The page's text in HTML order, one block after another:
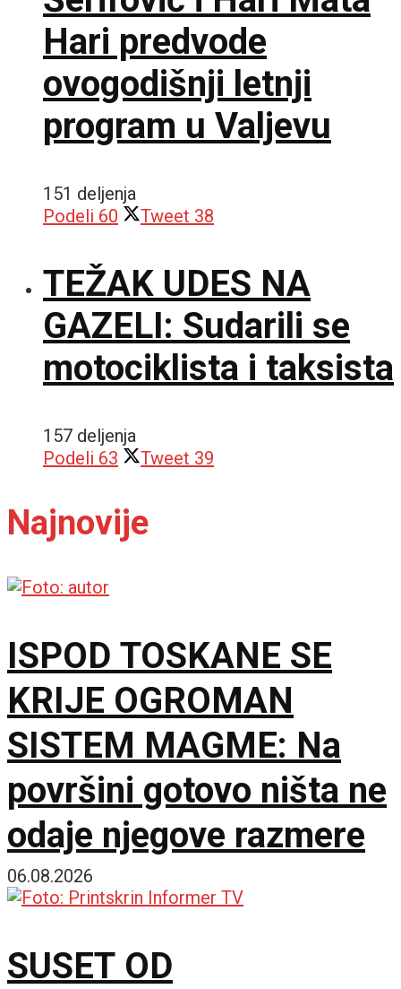
Hari predvode
ovogodišnji letnji
program u Valjevu
151 deljenja
Podeli 60 Tweet 38
TEŽAK UDES NA
GAZELI: Sudarili se
motociklista i taksista
157 deljenja
Podeli 63 Tweet 39
Najnovije
ISPOD TOSKANE SE
KRIJE OGROMAN
SISTEM MAGME: Na
površini gotovo ništa ne
odaje njegove razmere
06.08.2026
SUSET OD